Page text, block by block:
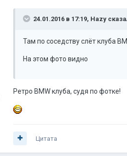
24.01.2016 в 17:19, Hazy
Там по соседству слёт клуба
На этом фото видно
Ретро BMW клуба, судя по фотке!
Цитата